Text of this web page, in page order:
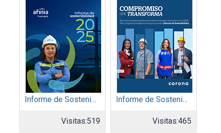
Informe de Sostenibilidad 2025: Afinia filial del Grupo EPM
Visitas:519
Informe de Sostenibilidad 2025: Organización Corona
Visitas:465